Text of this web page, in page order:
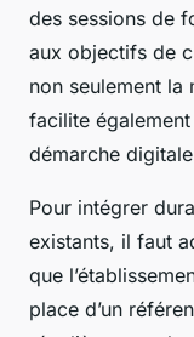
des sessions de
aux objectifs de
non seulement la
facilite
démarche
Pour intégrer
existants, il faut
que
place d’un